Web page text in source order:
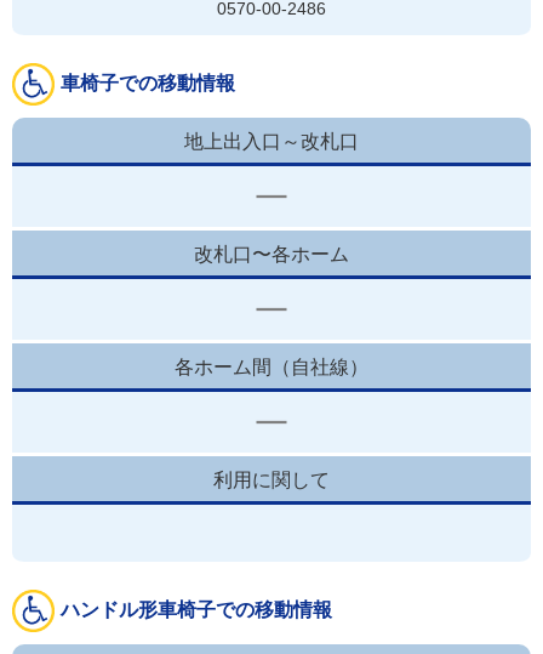
0570-00-2486
車椅子での移動情報
地上出入口～改札口
改札口〜各ホーム
各ホーム間（自社線）
利用に関して
ハンドル形車椅子での移動情報